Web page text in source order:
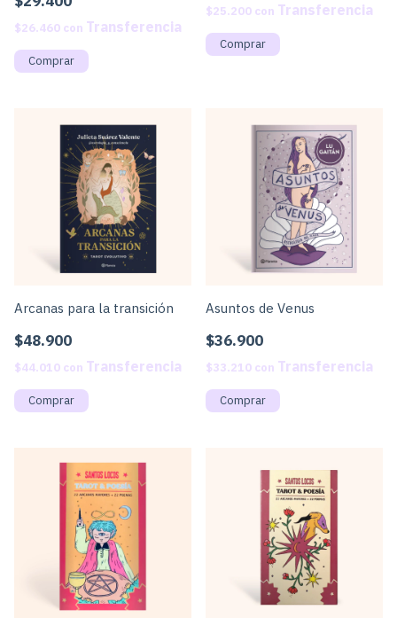
$26.460 con
$25.200 con
Arcanas para la transición
$48.900
$44.010 con
Asuntos de Venus
$36.900
$33.210 con